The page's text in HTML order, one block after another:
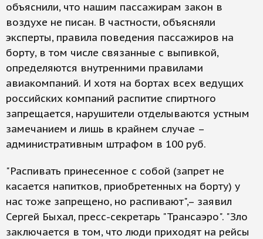
объяснили, что нашим пассажирам закон в
воздухе не писан. В частности, объясняли
эксперты, правила поведения пассажиров на
борту, в том числе связанные с выпивкой,
определяются внутренними правилами
авиакомпаний. И хотя на бортах всех ведущих
российских компаний распитие спиртного
запрещается, нарушители отделываются устным
замечанием и лишь в крайнем случае –
административным штрафом в 100 руб.
"Распивать принесенное с собой (запрет не
касается напитков, приобретенных на борту) у
нас тоже запрещено, но распивают",– заявил
Сергей Быхал, пресс-секретарь "Трансаэро". "Зло
заключается в том, что люди приходят на рейсы